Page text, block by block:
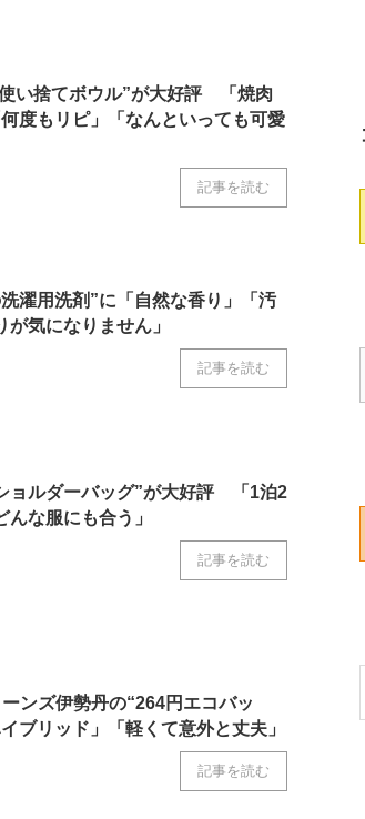
い捨てボウル”が大好評 「焼肉
度もリピ」「なんといっても可愛
記事を読む
濯用洗剤”に「自然な香り」「汚
気になりません」
記事を読む
ョルダーバッグ”が大好評 「1泊2
な服にも合う」
記事を読む
ンズ伊勢丹の“264円エコバッ
リッド」「軽くて意外と丈夫」
記事を読む